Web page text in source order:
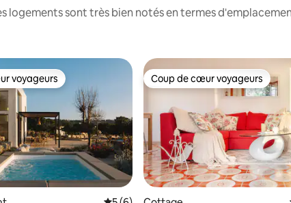
logements sont très bien notés en termes
voyageurs
voyageurs Coup de cœur voyageurs
Coup de cœur voyageurs